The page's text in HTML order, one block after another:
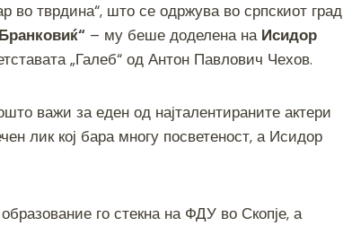
во тврдина“, што се одржува во српскиот град
– му беше доделена на Исидор
„Галеб“ од Антон Павлович Чехов.
важи за еден од најталентираните актери
лик кој бара многу посветеност, а Исидор
го стекна на ФДУ во Скопје, а